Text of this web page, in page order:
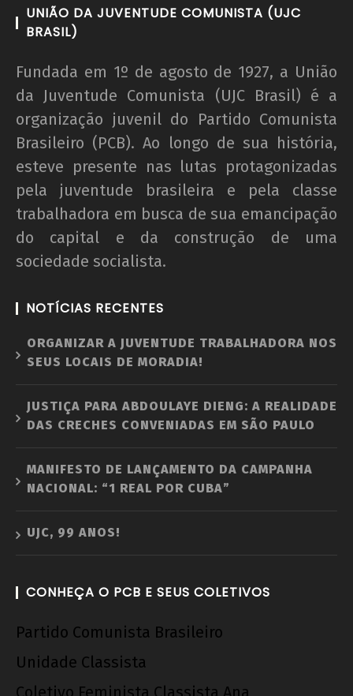
UNIÃO DA JUVENTUDE COMUNISTA (UJC
BRASIL)
Fundada em 1º de agosto de 1927, a União
da Juventude Comunista (UJC Brasil) é a
organização juvenil do Partido Comunista
Brasileiro (PCB). Ao longo de sua história,
esteve presente nas lutas protagonizadas
pela juventude brasileira e pela classe
trabalhadora em busca de sua emancipação
do capital e da construção de uma
sociedade socialista.
NOTÍCIAS RECENTES
ORGANIZAR A JUVENTUDE TRABALHADORA NOS
SEUS LOCAIS DE MORADIA!
JUSTIÇA PARA ABDOULAYE DIENG: A REALIDADE
DAS CRECHES CONVENIADAS EM SÃO PAULO
MANIFESTO DE LANÇAMENTO DA CAMPANHA
NACIONAL: “1 REAL POR CUBA”
UJC, 99 ANOS!
CONHEÇA O PCB E SEUS COLETIVOS
Partido Comunista Brasileiro
Unidade Classista